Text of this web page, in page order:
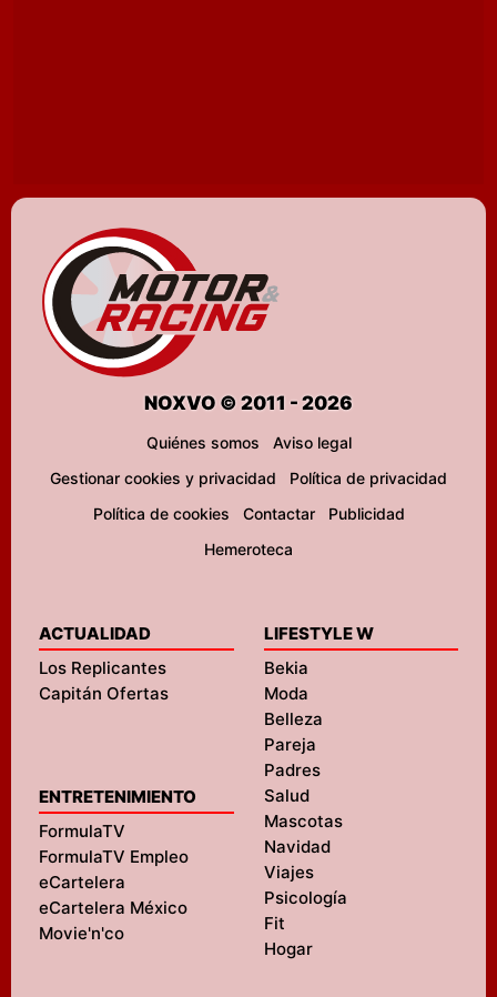
NOXVO © 2011 - 2026
Quiénes somos
Aviso legal
Gestionar cookies y privacidad
Política de privacidad
Política de cookies
Contactar
Publicidad
Hemeroteca
ACTUALIDAD
Los Replicantes
Capitán Ofertas
ENTRETENIMIENTO
FormulaTV
FormulaTV Empleo
eCartelera
eCartelera México
Movie'n'co
LIFESTYLE W
Bekia
Moda
Belleza
Pareja
Padres
Salud
Mascotas
Navidad
Viajes
Psicología
Fit
Hogar